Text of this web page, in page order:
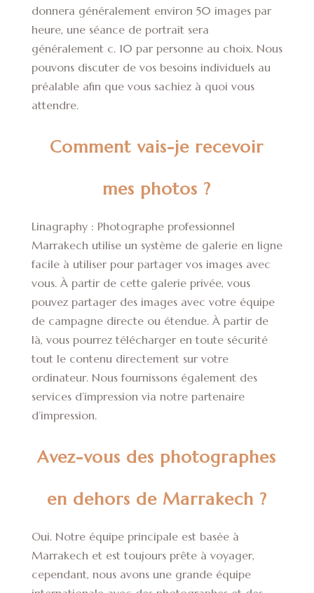
donnera généralement environ 50 images par
heure, une séance de portrait sera
généralement c. 10 par personne au choix. Nous
pouvons discuter de vos besoins individuels au
préalable afin que vous sachiez à quoi vous
attendre.
Comment vais-je recevoir
mes photos ?
Linagraphy : Photographe professionnel
Marrakech utilise un système de galerie en ligne
facile à utiliser pour partager vos images avec
vous. À partir de cette galerie privée, vous
pouvez partager des images avec votre équipe
de campagne directe ou étendue. À partir de
là, vous pourrez télécharger en toute sécurité
tout le contenu directement sur votre
ordinateur. Nous fournissons également des
services d’impression via notre partenaire
d’impression.
Avez-vous des photographes
en dehors de Marrakech ?
Oui. Notre équipe principale est basée à
Marrakech et est toujours prête à voyager,
cependant, nous avons une grande équipe